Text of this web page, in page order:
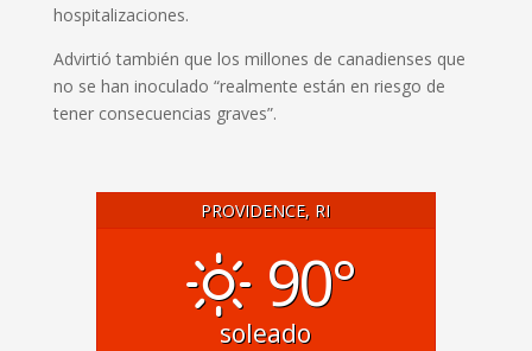
hospitalizaciones.
Advirtió también que los millones de canadienses que
no se han inoculado “realmente están en riesgo de
tener consecuencias graves”.
PROVIDENCE, RI
90°
soleado